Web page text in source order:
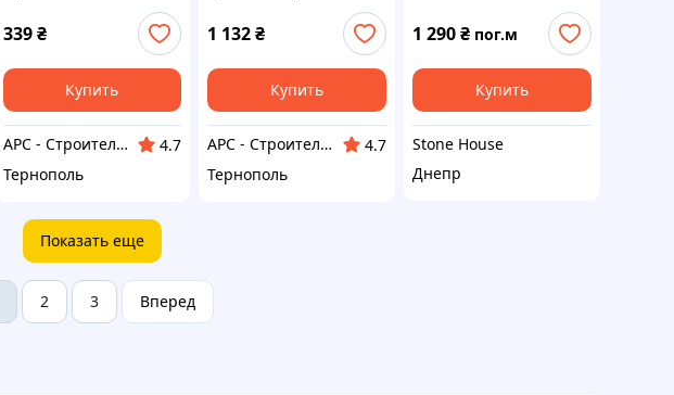
339 ₴
Купить
АРС - Строительный интернет-гипермаркет
4.7
Тернополь
1 132₴
Купить
АРС - Строительный интернет-гипермаркет
4.7
Тернополь
1 290₴ пог.м
Купить
Stone House
Днепр
Показать еще
2 3 Вперед